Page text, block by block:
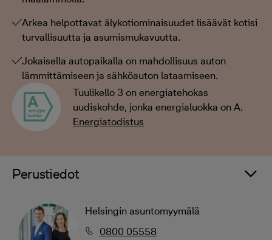
Arkea helpottavat älykotiominaisuudet lisäävät kotisi
turvallisuutta ja asumismukavuutta.
Jokaisella autopaikalla on mahdollisuus auton
lämmittämiseen ja sähköauton lataamiseen.
Tuulikello 3 on energiatehokas
uudiskohde, jonka energialuokka on A.
Energiatodistus
Perustiedot
Helsingin asuntomyymälä
0800 05558